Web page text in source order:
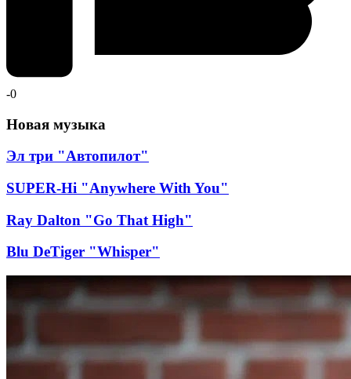
-0
Новая музыка
Эл три "Автопилот"
SUPER-Hi "Anywhere With You"
Ray Dalton "Go That High"
Blu DeTiger "Whisper"